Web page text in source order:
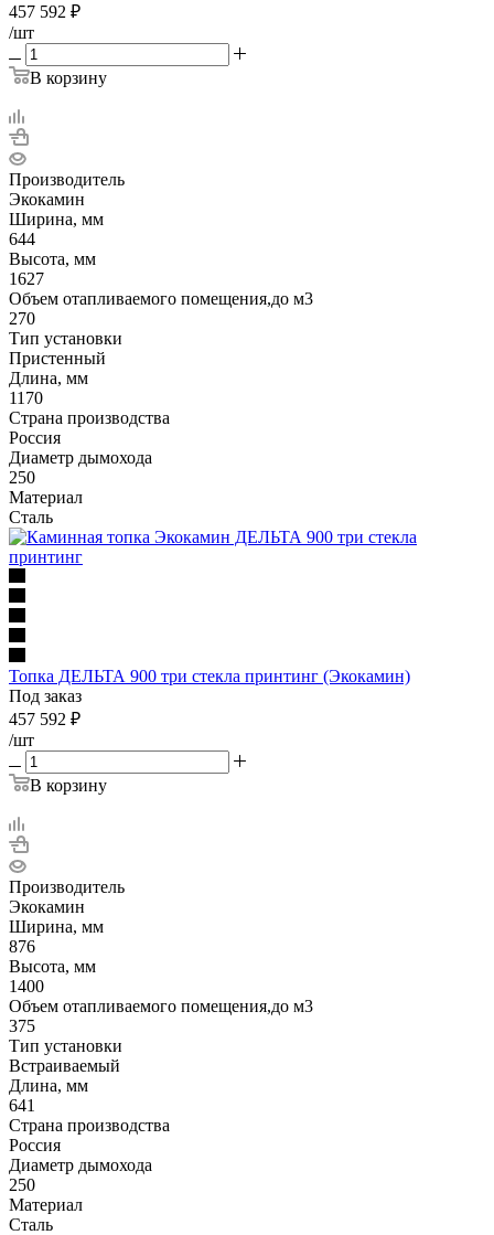
457 592 ₽
/шт
В корзину
Производитель
Экокамин
Ширина, мм
644
Высота, мм
1627
Объем отапливаемого помещения,до м3
270
Тип установки
Пристенный
Длина, мм
1170
Страна производства
Россия
Диаметр дымохода
250
Материал
Сталь
Топка ДЕЛЬТА 900 три стекла принтинг (Экокамин)
Под заказ
457 592 ₽
/шт
В корзину
Производитель
Экокамин
Ширина, мм
876
Высота, мм
1400
Объем отапливаемого помещения,до м3
375
Тип установки
Встраиваемый
Длина, мм
641
Страна производства
Россия
Диаметр дымохода
250
Материал
Сталь